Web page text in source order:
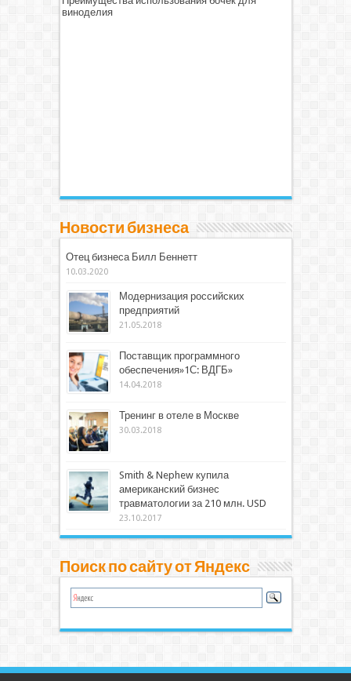
виноделия
Новости бизнеса
Отец бизнеса Билл Беннетт
10.03.2020
Модернизация российских
предприятий
21.05.2018
Поставщик программного
обеспечения»1С: ВДГБ»
14.04.2018
Тренинг в отеле в Москве
30.03.2018
Smith & Nephew купила
американский бизнес
травматологии за 210 млн. USD
23.10.2017
Поиск по сайту от Яндекс